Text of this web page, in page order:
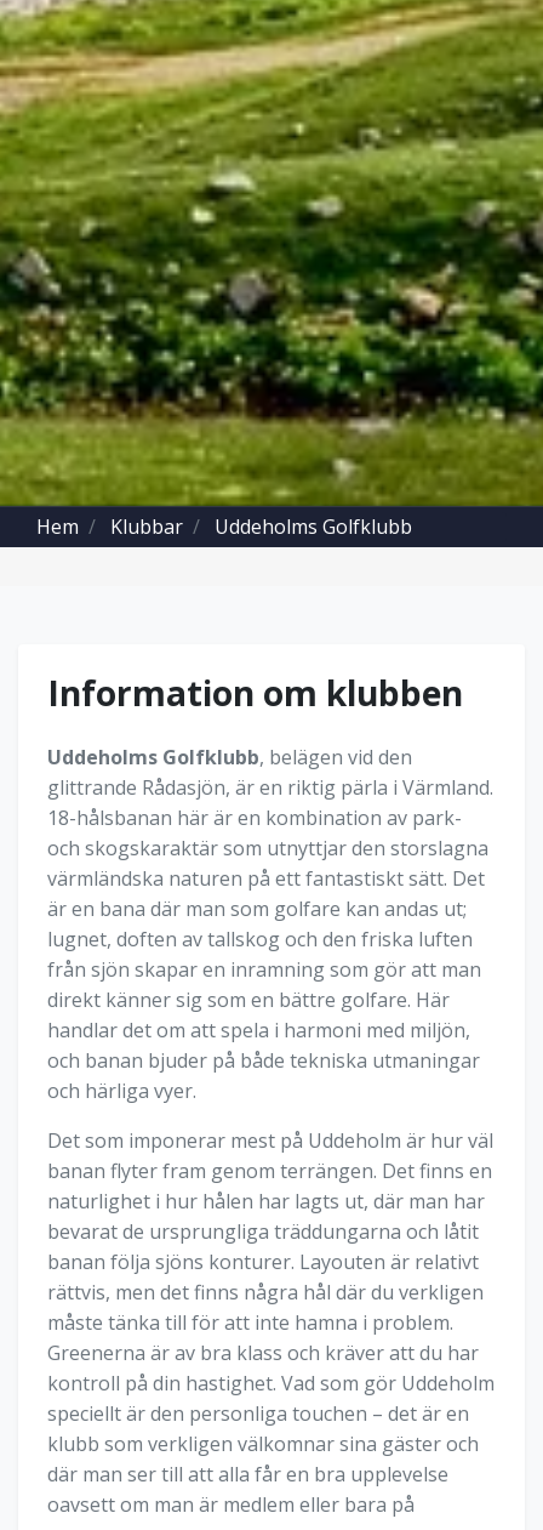
Hem Klubbar Uddeholms Golfklubb
Information om klubben
Uddeholms Golfklubb, belägen vid den
glittrande Rådasjön, är en riktig pärla i Värmland.
18-hålsbanan här är en kombination av park-
och skogskaraktär som utnyttjar den storslagna
värmländska naturen på ett fantastiskt sätt. Det
är en bana där man som golfare kan andas ut;
lugnet, doften av tallskog och den friska luften
från sjön skapar en inramning som gör att man
direkt känner sig som en bättre golfare. Här
handlar det om att spela i harmoni med miljön,
och banan bjuder på både tekniska utmaningar
och härliga vyer.
Det som imponerar mest på Uddeholm är hur väl
banan flyter fram genom terrängen. Det finns en
naturlighet i hur hålen har lagts ut, där man har
bevarat de ursprungliga träddungarna och låtit
banan följa sjöns konturer. Layouten är relativt
rättvis, men det finns några hål där du verkligen
måste tänka till för att inte hamna i problem.
Greenerna är av bra klass och kräver att du har
kontroll på din hastighet. Vad som gör Uddeholm
speciellt är den personliga touchen – det är en
klubb som verkligen välkomnar sina gäster och
där man ser till att alla får en bra upplevelse
oavsett om man är medlem eller bara på